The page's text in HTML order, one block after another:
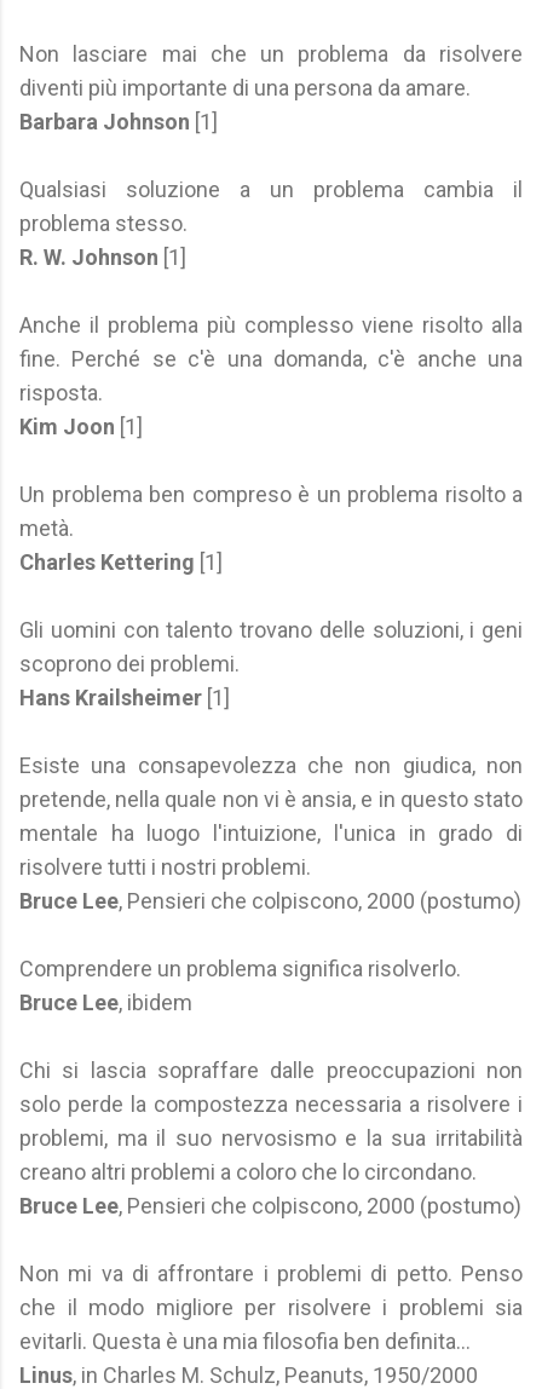
Non lasciare mai che un problema da risolvere
diventi più importante di una persona da amare.
Barbara Johnson [1]
Qualsiasi soluzione a un problema cambia il
problema stesso.
R. W. Johnson [1]
Anche il problema più complesso viene risolto alla
fine. Perché se c'è una domanda, c'è anche una
risposta.
Kim Joon [1]
Un problema ben compreso è un problema risolto a
metà.
Charles Kettering [1]
Gli uomini con talento trovano delle soluzioni, i geni
scoprono dei problemi.
Hans Krailsheimer [1]
Esiste una consapevolezza che non giudica, non
pretende, nella quale non vi è ansia, e in questo stato
mentale ha luogo l'intuizione, l'unica in grado di
risolvere tutti i nostri problemi.
Bruce Lee, Pensieri che colpiscono, 2000 (postumo)
Comprendere un problema significa risolverlo.
Bruce Lee, ibidem
Chi si lascia sopraffare dalle preoccupazioni non
solo perde la compostezza necessaria a risolvere i
problemi, ma il suo nervosismo e la sua irritabilità
creano altri problemi a coloro che lo circondano.
Bruce Lee, Pensieri che colpiscono, 2000 (postumo)
Non mi va di affrontare i problemi di petto. Penso
che il modo migliore per risolvere i problemi sia
evitarli. Questa è una mia filosofia ben definita...
Linus, in Charles M. Schulz, Peanuts, 1950/2000